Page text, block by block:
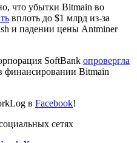
что убытки Bitmain во
вплоть до $1 млрд из-за
и падении цены Antminer
SoftBank опровергла
финансировании Bitmain
в Facebook!
сетях